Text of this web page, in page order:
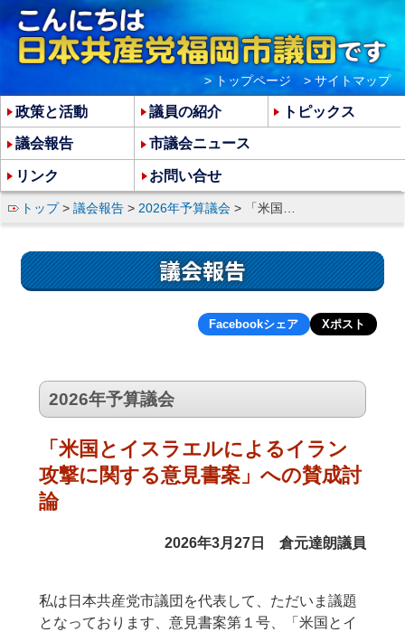
トップ> 議会報告 > 2026年予算議会 > 「米国とイスラエルによるイラン攻撃に関する意見書案」への賛成討論
議会報告
Facebookシェア Xポスト
2026年予算議会
「米国とイスラエルによるイラン
攻撃に関する意見書案」への賛成討
論
2026年3月27日 倉元達朗議員
私は日本共産党市議団を代表して、ただいま議題
となっております、意見書案第１号、「米国とイ
政策と活動 議員の紹介 トピックス
議会報告 市議会ニュース
リンク お問い合せ
> トップページ > サイトマップ